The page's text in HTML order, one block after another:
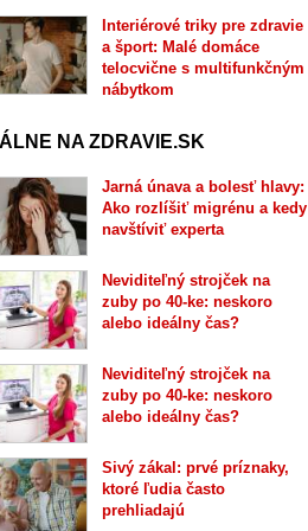
Interiérové triky pre zdravie
a šport: Malé domáce
telocvične s multifunkčným
nábytkom
NA ZDRAVIE.SK
Jarná únava a bolesť hlavy:
Ako rozlíšiť migrénu a kedy
navštíviť experta
Neviditeľný strojček na
zuby po 40-ke: neskoro
alebo ideálny čas?
Neviditeľný strojček na
zuby po 40-ke: neskoro
alebo ideálny čas?
Sivý zákal: prvé príznaky,
ktoré ľudia často
prehliadajú